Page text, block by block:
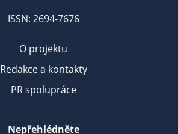
ISSN: 2694-7676
O projektu
Redakce a kontakty
PR spolupráce
Nepřehlédněte